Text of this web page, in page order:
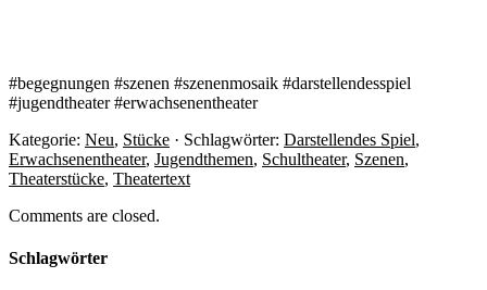
#begegnungen #szenen #szenenmosaik #darstellendesspiel
#jugendtheater #erwachsenentheater
Kategorie: Neu, Stücke · Schlagwörter: Darstellendes Spiel,
Erwachsenentheater, Jugendthemen, Schultheater, Szenen,
Theaterstücke, Theatertext
Comments are closed.
Schlagwörter